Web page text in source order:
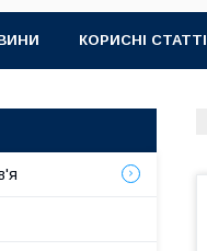
КОРИСНІ СТАТТІ